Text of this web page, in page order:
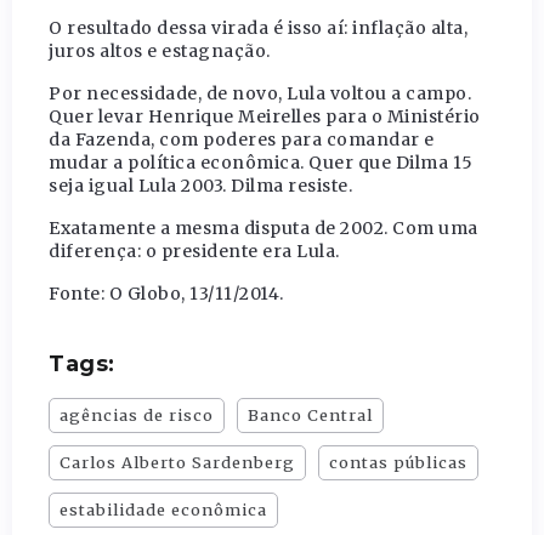
O resultado dessa virada é isso aí: inflação alta,
juros altos e estagnação.
Por necessidade, de novo, Lula voltou a campo.
Quer levar Henrique Meirelles para o Ministério
da Fazenda, com poderes para comandar e
mudar a política econômica. Quer que Dilma 15
seja igual Lula 2003. Dilma resiste.
Exatamente a mesma disputa de 2002. Com uma
diferença: o presidente era Lula.
Fonte: O Globo, 13/11/2014.
Tags:
agências de risco Banco Central
Carlos Alberto Sardenberg contas públicas
estabilidade econômica